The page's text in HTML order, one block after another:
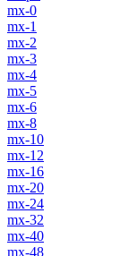
mx-0
mx-1
mx-2
mx-3
mx-4
mx-5
mx-6
mx-8
mx-10
mx-12
mx-16
mx-20
mx-24
mx-32
mx-40
mx-48